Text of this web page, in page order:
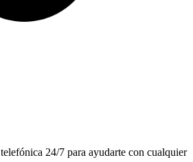
telefónica 24/7 para ayudarte con cualquier